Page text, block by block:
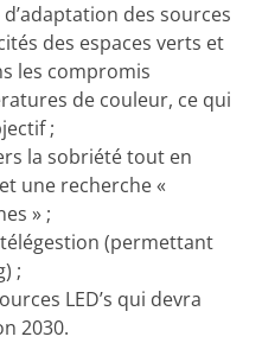
des sources
des espaces verts et
les compromis
de couleur, ce qui
;
la sobriété tout en
une recherche «
» ;
(permettant
;
LED’s qui devra
2030.